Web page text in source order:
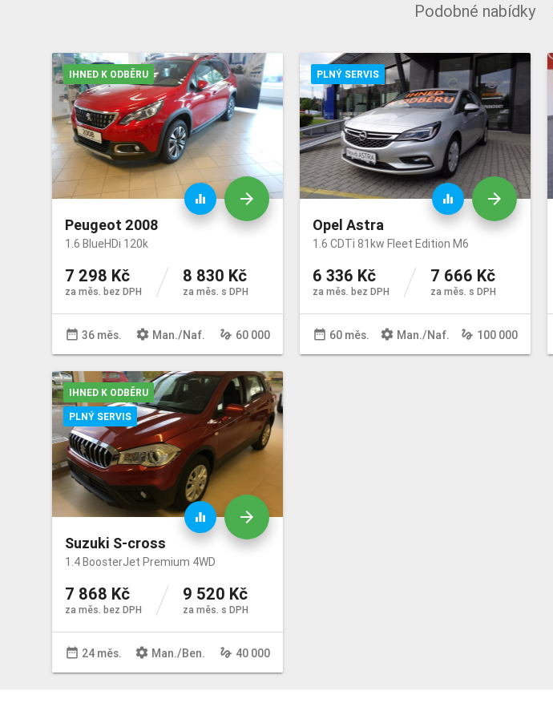
Podobné nabídky
Peugeot 2008
1.6 BlueHDi 120k
7 298 Kč
za měs. bez DPH
8 830 Kč
za měs. s DPH
date_range 36 měs. settings Man./Naf. gesture 60 000
arrow_forward
equalizer
IHNED K ODBĚRU
Opel Astra
1.6 CDTi 81kw Fleet Edition M6
6 336 Kč
za měs. bez DPH
7 666 Kč
za měs. s DPH
date_range 60 měs. settings Man./Naf. gesture 100 000
arrow_forward
equalizer
PLNÝ SERVIS
Suzuki S-cross
1.4 BoosterJet Premium 4WD
7 868 Kč
za měs. bez DPH
9 520 Kč
za měs. s DPH
date_range 24 měs. settings Man./Ben. gesture 40 000
arrow_forward
equalizer
IHNED K ODBĚRU
PLNÝ SERVIS